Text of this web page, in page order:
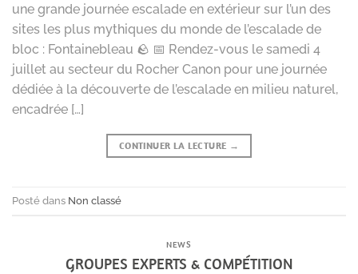
une grande journée escalade en extérieur sur l’un des
sites les plus mythiques du monde de l’escalade de
bloc : Fontainebleau 🪨 📅 Rendez-vous le samedi 4
juillet au secteur du Rocher Canon pour une journée
dédiée à la découverte de l’escalade en milieu naturel,
encadrée […]
CONTINUER LA LECTURE →
Posté dans Non classé
NEWS
GROUPES EXPERTS & COMPÉTITION